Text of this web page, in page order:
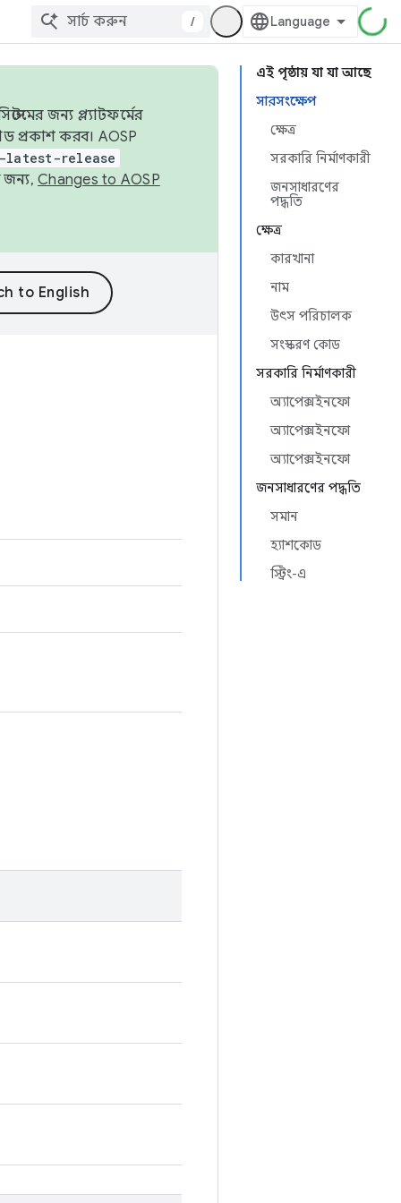
/
এই পৃষ্ঠায় যা যা আছে
সারসংক্ষেপ
ক্ষেত্র
সরকারি নির্মাণকারী
জনসাধারণের
পদ্ধতি
ক্ষেত্র
কারখানা
নাম
উৎস পরিচালক
সংস্করণ কোড
সরকারি নির্মাণকারী
অ্যাপেক্সইনফো
অ্যাপেক্সইনফো
অ্যাপেক্সইনফো
জনসাধারণের পদ্ধতি
সমান
হ্যাশকোড
স্ট্রিং-এ
জন্য প্ল্যাটফর্মের
প্রকাশ করব। AOSP
latest-release
জন্য, Changes to AOSP